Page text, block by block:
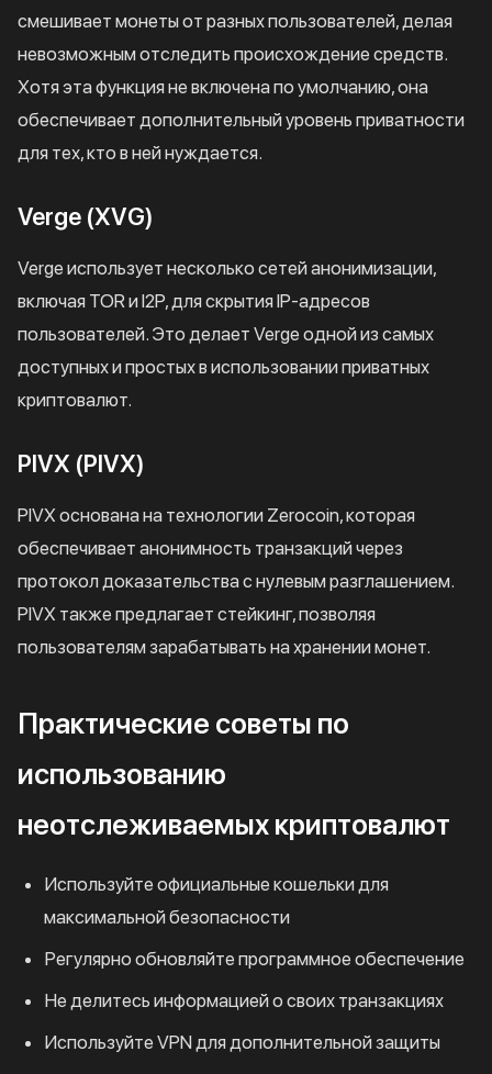
смешивает монеты от разных пользователей, делая
невозможным отследить происхождение средств.
Хотя эта функция не включена по умолчанию, она
обеспечивает дополнительный уровень приватности
для тех, кто в ней нуждается.
Verge (XVG)
Verge использует несколько сетей анонимизации,
включая TOR и I2P, для скрытия IP-адресов
пользователей. Это делает Verge одной из самых
доступных и простых в использовании приватных
криптовалют.
PIVX (PIVX)
PIVX основана на технологии Zerocoin, которая
обеспечивает анонимность транзакций через
протокол доказательства с нулевым разглашением.
PIVX также предлагает стейкинг, позволяя
пользователям зарабатывать на хранении монет.
Практические советы по
использованию
неотслеживаемых криптовалют
Используйте официальные кошельки для
максимальной безопасности
Регулярно обновляйте программное обеспечение
Не делитесь информацией о своих транзакциях
Используйте VPN для дополнительной защиты